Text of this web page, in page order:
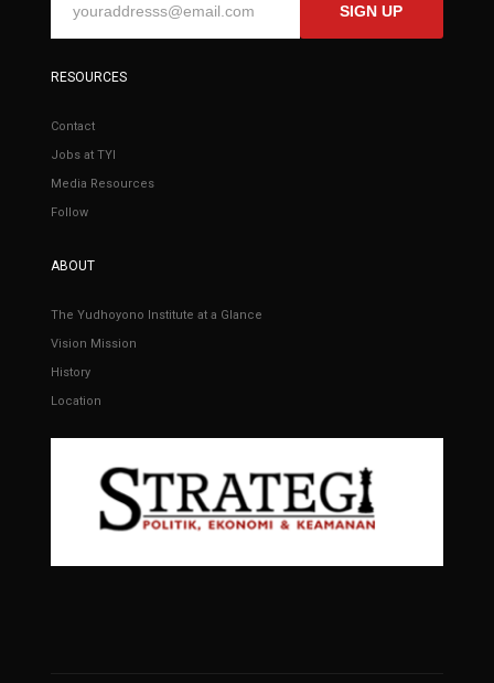
SIGN UP
RESOURCES
Contact
Jobs at TYI
Media Resources
Follow
ABOUT
The Yudhoyono Institute at a Glance
Vision Mission
History
Location